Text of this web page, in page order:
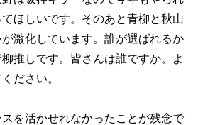
ほしいです。そのあと青柳と秋山
激化しています。誰が選ばれるか
推しです。皆さんは誰ですか。よ
ださい。
を活かせれなかったことが残念で